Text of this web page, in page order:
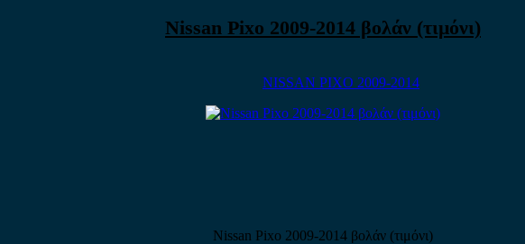
Nissan Pixo 2009-2014 βολάν (τιμόνι)
NISSAN PIXO 2009-2014
Nissan Pixo 2009-2014 βολάν (τιμόνι)